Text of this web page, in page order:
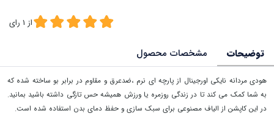
از 1 رای
توضیحات مشخصات محصول
هودی مردانه نایکی اورجینال از پارچه ای نرم ،ضدعرق و مقاوم در برابر بو ساخته شده که
به شما کمک می کند تا در زندگی روزمره یا ورزش همیشه حس تازگی داشته باشید بمانید.
در این کاپشن از الیاف مصنوعی برای سبک سازی و حفظ دمای بدن استفاده شده است.